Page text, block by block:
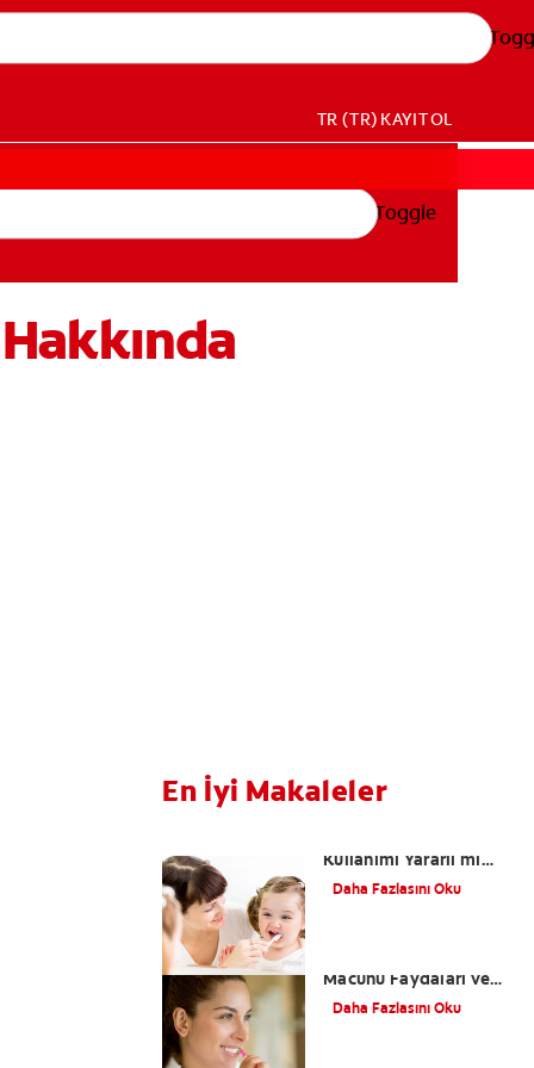
TR (TR) KAYIT OL
Toggle
En İyi Makaleler
Kullanımı Yararlı mı
Zararlı mı?
Daha Fazlasını Oku
Macunu Faydaları ve
Zaralarları
Daha Fazlasını Oku